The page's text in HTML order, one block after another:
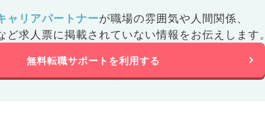
ャリアパートナーが職場の雰囲気や人間関係、
ど求人票に掲載されていない情報をお伝えします。
無料転職サポートを利用する